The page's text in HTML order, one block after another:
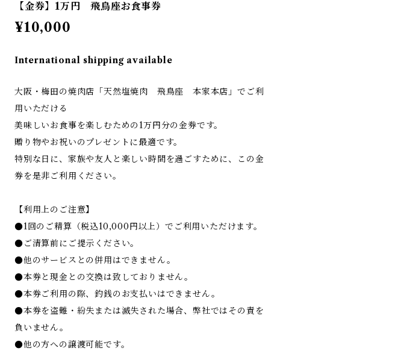
【金券】1万円 飛鳥座お食事券
¥10,000
International shipping available
大阪・梅田の焼肉店「天然塩焼肉 飛鳥座 本家本店」でご利
用いただける
美味しいお食事を楽しむための1万円分の金券です。
贈り物やお祝いのプレゼントに最適です。
特別な日に、家族や友人と楽しい時間を過ごすために、この金
券を是非ご利用ください。
【利用上のご注意】
●1回のご精算（税込10,000円以上）でご利用いただけます。
●ご清算前にご提示ください。
●他のサービスとの併用はできません。
●本券と現金との交換は致しておりません。
●本券ご利用の際、釣銭のお支払いはできません。
●本券を盗難・紛失または滅失された場合、弊社ではその責を
負いません。
●他の方への譲渡可能です。